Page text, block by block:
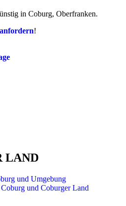
in Coburg, Oberfranken.
!
LAND
und Umgebung
und Coburger Land